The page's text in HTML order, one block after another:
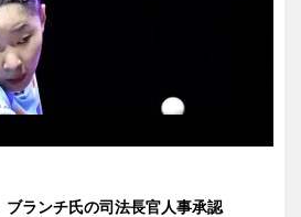
ブランチ氏の司法長官人事承認